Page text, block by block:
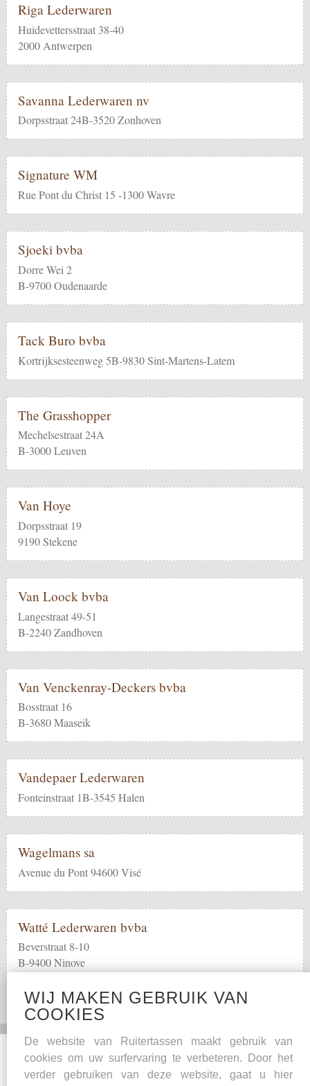
Riga Lederwaren
Huidevettersstraat 38-40
2000 Antwerpen
Savanna Lederwaren nv
Dorpsstraat 24B-3520 Zonhoven
Signature WM
Rue Pont du Christ 15 -1300 Wavre
Sjoeki bvba
Dorre Wei 2
B-9700 Oudenaarde
Tack Buro bvba
Kortrijksesteenweg 5B-9830 Sint-Martens-Latem
The Grasshopper
Mechelsestraat 24A
B-3000 Leuven
Van Hoye
Dorpsstraat 19
9190 Stekene
Van Loock bvba
Langestraat 49-51
B-2240 Zandhoven
Van Venckenray-Deckers bvba
Bosstraat 16
B-3680 Maaseik
Vandepaer Lederwaren
Fonteinstraat 1B-3545 Halen
Wagelmans sa
Avenue du Pont 94600 Visé
Watté Lederwaren bvba
Beverstraat 8-10
B-9400 Ninove
Social Media
Facebook
Overige
Onderhoudstips
WIJ MAKEN GEBRUIK VAN
COOKIES
De website van Ruitertassen maakt gebruik van
cookies om uw surfervaring te verbeteren. Door het
verder gebruiken van deze website, gaat u hier